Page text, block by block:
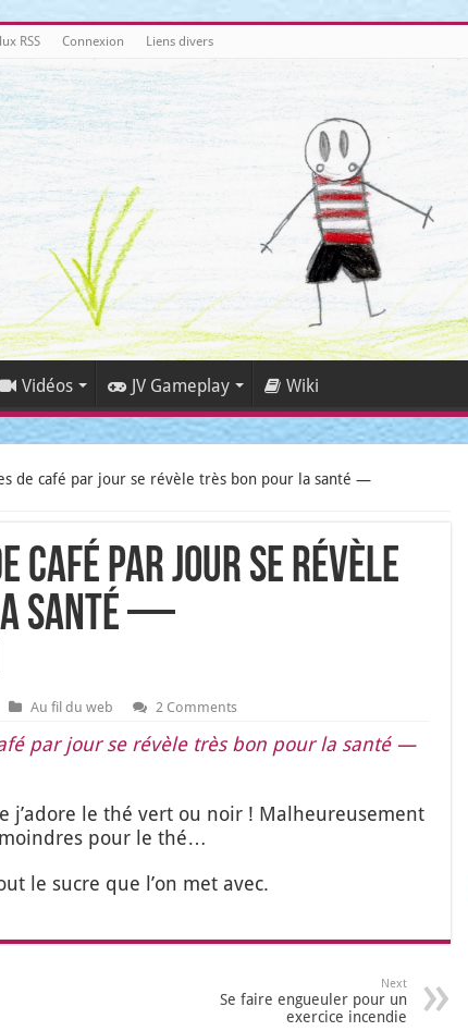
RSS Connexion Liens divers
Vidéos JV Gameplay Wiki
de café par jour se révèle très bon pour la santé —
café par jour se révèle
santé —
Au fil du web 2 Comments
par jour se révèle très bon pour la san­té —
j’adore le thé vert ou noir ! Mal­heu­reu­se­ment
moindres pour le thé…
le sucre que l’on met avec.
Next
Se faire engueuler pour un
exercice incendie